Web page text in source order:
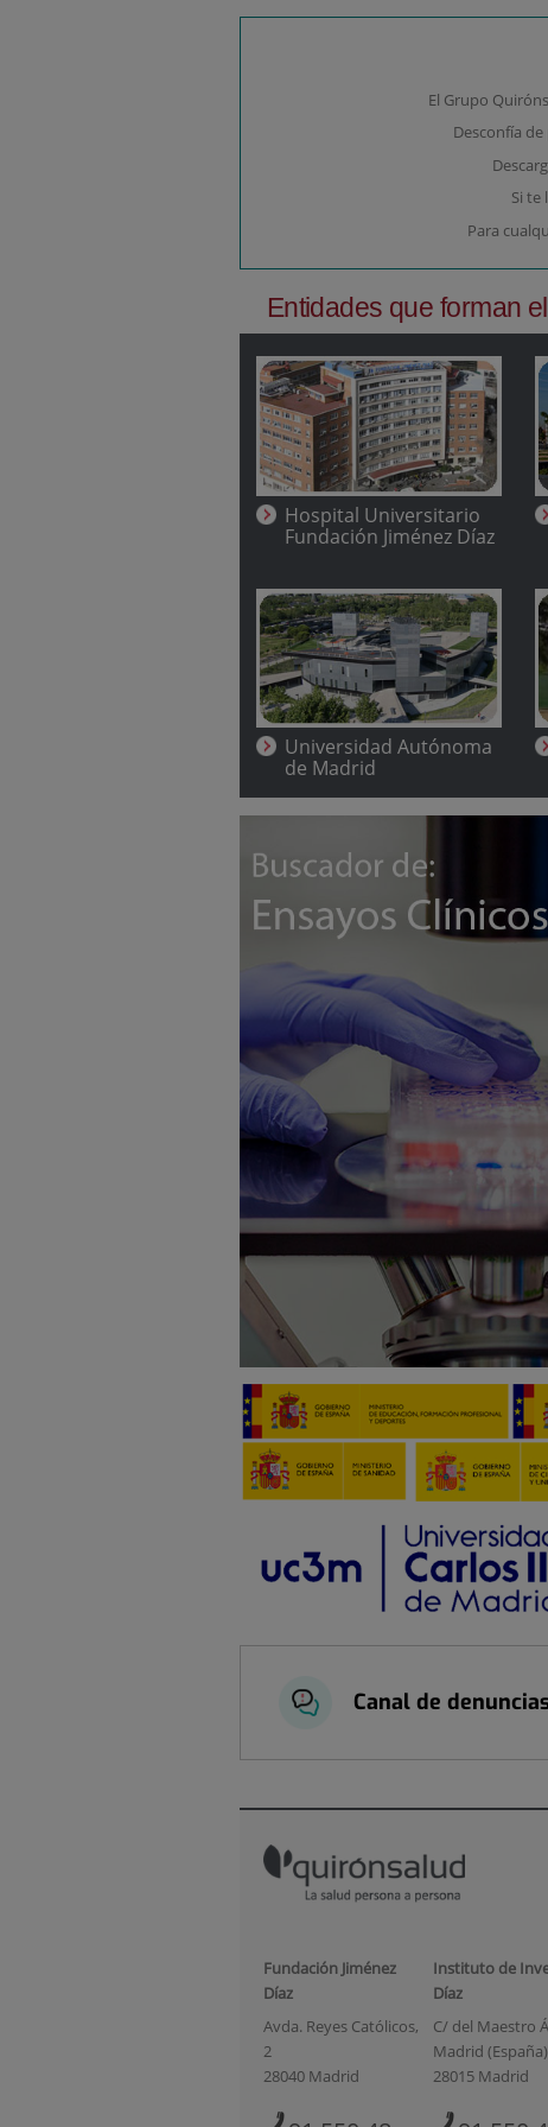
El Grupo
Desconfía
Si te
Para
Entidades que forman
Hospital Universitario
Fundación Jiménez Díaz
Universidad Autónoma
de Madrid
Canal de
Fundación Jiménez
Díaz
Avda. Reyes Católicos,
2
28040 Madrid
Instituto de
Díaz
C/ del Maestro
Madrid (España)
28015 Madrid